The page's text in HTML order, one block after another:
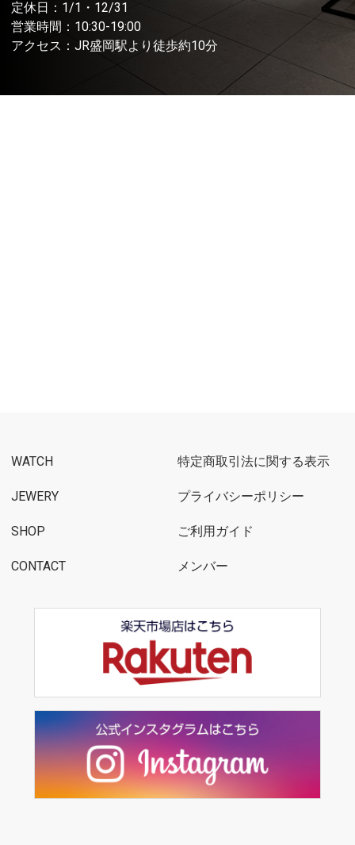
定休日：1/1・12/31
営業時間：10:30-19:00
アクセス：JR盛岡駅より徒歩約10分
WATCH
JEWERY
SHOP
CONTACT
特定商取引法に関する表示
プライバシーポリシー
ご利用ガイド
メンバー